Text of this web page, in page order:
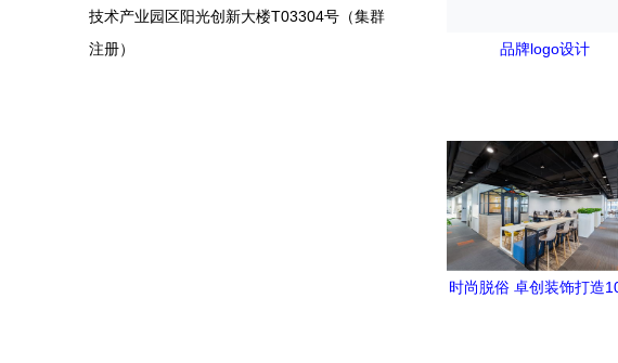
技术产业园区阳光创新大楼T03304号（集群
注册）
品牌logo设计
时尚脱俗 卓创装饰打造